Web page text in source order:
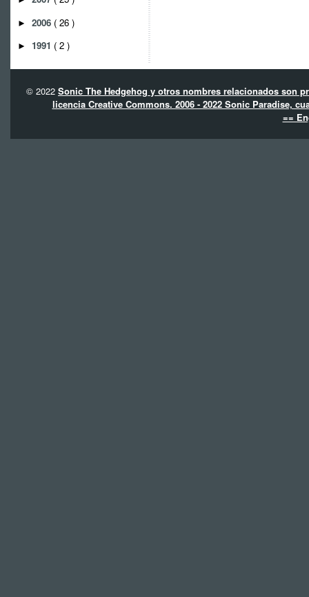
► 2006 ( 26 )
► 1991 ( 2 )
© 2022 Sonic The Hedgehog y otros nombres relacionados son
licencia Creative Commons. 2006 - 2022 Sonic Paradise,
==